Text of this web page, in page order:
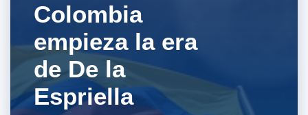
Colombia
empieza la era
de De la
Espriella